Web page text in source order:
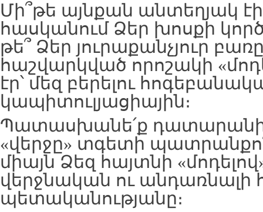
Մի՞թե այնքան անտեղյակ
հասկանում Ձեր խոսքի
թե՞ Ձեր յուրաքանչյուր
հաշվարկված որոշակի
էր՝ մեզ բերելու
կապիտուլյացիային։
Պատասխանե՛ք
«վերջը» տգետի
միայն Ձեզ հայտնի
վերջնական ու անդառնալի
պետականությանը։